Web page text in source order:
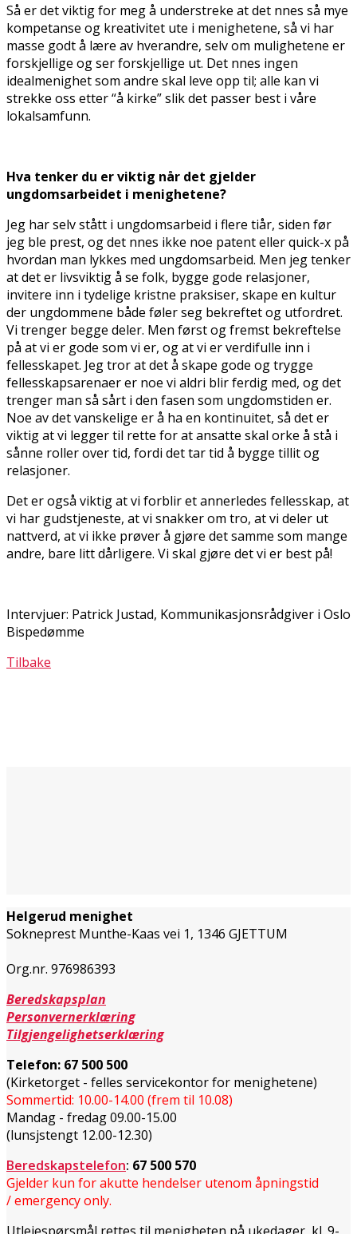
Så er det viktig for meg å understreke at det finnes så mye
kompetanse og kreativitet ute i menighetene, så vi har
masse godt å lære av hverandre, selv om mulighetene er
forskjellige og ser forskjellige ut. Det finnes ingen
idealmenighet som andre skal leve opp til; alle kan vi
strekke oss etter “å kirke” slik det passer best i våre
lokalsamfunn.
Hva tenker du er viktig når det gjelder
ungdomsarbeidet i menighetene?
Jeg har selv stått i ungdomsarbeid i flere tiår, siden før
jeg ble prest, og det finnes ikke noe patent eller quick-fix på
hvordan man lykkes med ungdomsarbeid. Men jeg tenker
at det er livsviktig å se folk, bygge gode relasjoner,
invitere inn i tydelige kristne praksiser, skape en kultur
der ungdommene både føler seg bekreftet og utfordret.
Vi trenger begge deler. Men først og fremst bekreftelse
på at vi er gode som vi er, og at vi er verdifulle inn i
fellesskapet. Jeg tror at det å skape gode og trygge
fellesskapsarenaer er noe vi aldri blir ferdig med, og det
trenger man så sårt i den fasen som ungdomstiden er.
Noe av det vanskelige er å ha en kontinuitet, så det er
viktig at vi legger til rette for at ansatte skal orke å stå i
sånne roller over tid, fordi det tar tid å bygge tillit og
relasjoner.
Det er også viktig at vi forblir et annerledes fellesskap, at
vi har gudstjeneste, at vi snakker om tro, at vi deler ut
nattverd, at vi ikke prøver å gjøre det samme som mange
andre, bare litt dårligere. Vi skal gjøre det vi er best på!
Intervjuer: Patrick Justad, Kommunikasjonsrådgiver i Oslo
Bispedømme
Tilbake
Helgerud menighet
Sokneprest Munthe-Kaas vei 1, 1346 GJETTUM
Org.nr. 976986393
Beredskapsplan
Personvernerklæring
Tilgjengelighetserklæring
Telefon: 67 500 500
(Kirketorget - felles servicekontor for menighetene)
Sommertid: 10.00-14.00 (frem til 10.08)
Mandag - fredag 09.00-15.00
(lunsjstengt 12.00-12.30)
Beredskapstelefon: 67 500 570
Gjelder kun for akutte hendelser utenom åpningstid
/ emergency only.